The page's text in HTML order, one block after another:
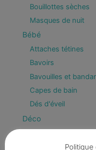
Bouillottes sèches
Masques de nuit
Bébé
Attaches tétines
Bavoirs
Bavouilles et
Capes de bain
Dés d'éveil
Déco